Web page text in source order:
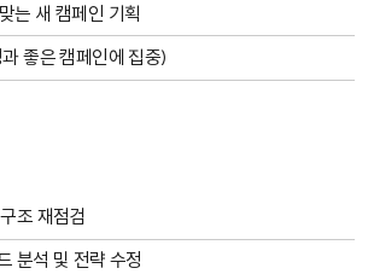
는 새 캠페인 기획
좋은 캠페인에 집중)
조 재점검
분석 및 전략 수정